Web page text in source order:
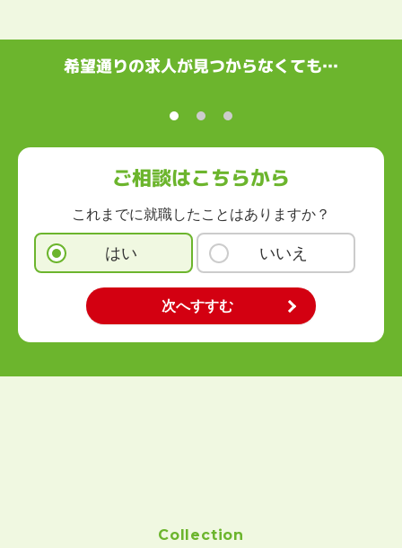
希望通りの求人が見つからなくても…
ご相談はこちらから
これまでに就職したことはありますか？
はい いいえ
Collection